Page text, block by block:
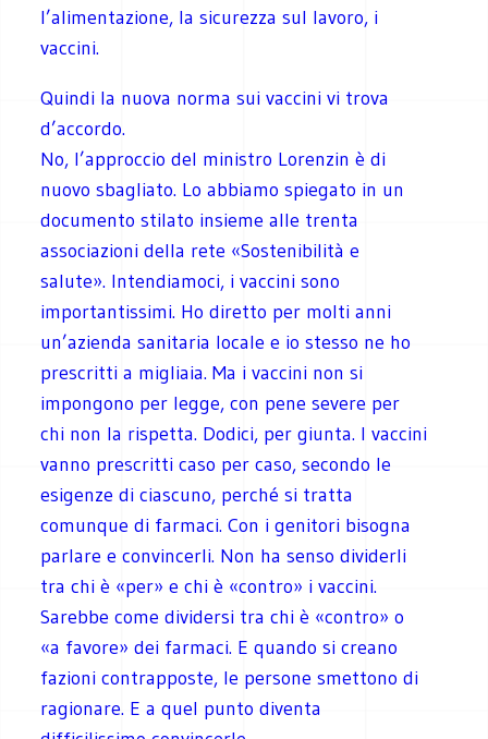
l’alimentazione, la sicurezza sul lavoro, i
vaccini.
Quindi la nuova norma sui vaccini vi trova
d’accordo.
No, l’approccio del ministro Lorenzin è di
nuovo sbagliato. Lo abbiamo spiegato in un
documento stilato insieme alle trenta
associazioni della rete «Sostenibilità e
salute». Intendiamoci, i vaccini sono
importantissimi. Ho diretto per molti anni
un’azienda sanitaria locale e io stesso ne ho
prescritti a migliaia. Ma i vaccini non si
impongono per legge, con pene severe per
chi non la rispetta. Dodici, per giunta. I vaccini
vanno prescritti caso per caso, secondo le
esigenze di ciascuno, perché si tratta
comunque di farmaci. Con i genitori bisogna
parlare e convincerli. Non ha senso dividerli
tra chi è «per» e chi è «contro» i vaccini.
Sarebbe come dividersi tra chi è «contro» o
«a favore» dei farmaci. E quando si creano
fazioni contrapposte, le persone smettono di
ragionare. E a quel punto diventa